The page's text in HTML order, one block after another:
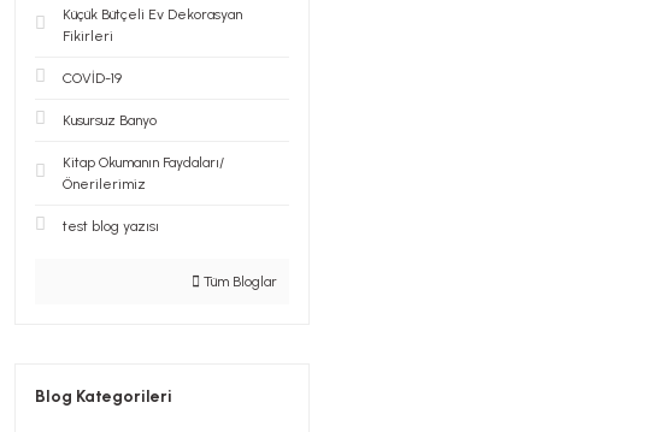
Küçük Bütçeli Ev Dekorasyan
Fikirleri
COVİD-19
Kusursuz Banyo
Kitap Okumanın Faydaları/
Önerilerimiz
test blog yazısı
Tüm Bloglar
Blog Kategorileri